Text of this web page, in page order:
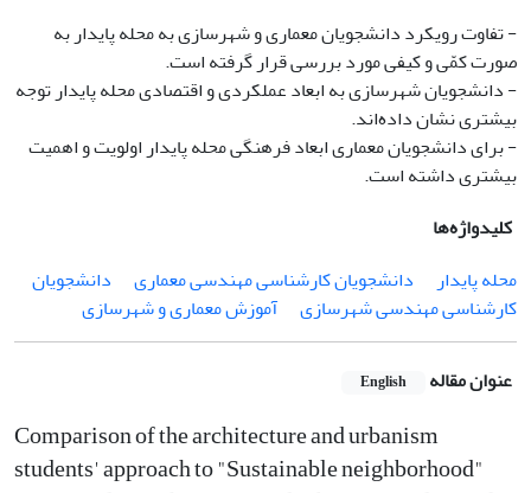
- تفاوت رویکرد دانشجویان معماری و شهرسازی به محله پایدار به
صورت کمّی و کیفی مورد بررسی قرار گرفته است.
- دانشجویان شهرسازی به ابعاد عملکردی و اقتصادی محله پایدار توجه
بیشتری نشان داده‌اند.
- برای دانشجویان معماری ابعاد فرهنگی محله پایدار اولویت و اهمیت
بیشتری داشته است.
کلیدواژه‌ها
محله پایدار
دانشجویان کارشناسی مهندسی معماری
دانشجویان
کارشناسی مهندسی شهرسازی
آموزش معماری و شهرسازی
عنوان مقاله English
Comparison of the architecture and urbanism
students' approach to "Sustainable neighborhood"